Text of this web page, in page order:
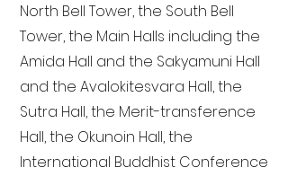
North Bell Tower, the South Bell
Tower, the Main Halls including the
Amida Hall and the Sakyamuni Hall
and the Avalokitesvara Hall, the
Sutra Hall, the Merit-transference
Hall, the Okunoin Hall, the
International Buddhist Conference